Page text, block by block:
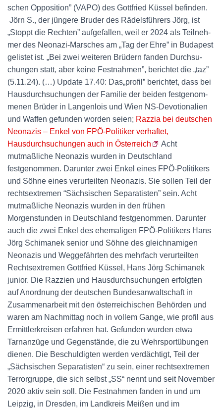
schen Oppo­si­ti­on” (VAPO) des Gott­fried Küs­sel befin­den.
Jörn S., der jün­ge­re Bru­der des Rädels­füh­rers Jörg, ist
„Stoppt die Rech­ten” auf­ge­fal­len, weil er 2024 als Teil­neh­
mer des Neo­na­zi-Mar­sches am „Tag der Ehre” in Buda­pest
gelis­tet ist. „Bei zwei wei­te­ren Brü­dern fan­den Durch­su­
chun­gen statt, aber kei­ne Fest­nah­men”, berich­tet die „taz”
(5.11.24). (…) Update 17.40: Das„profil” berich­tet, dass bei
Haus­durch­su­chun­gen der Fami­lie der bei­den fest­ge­nom­
me­nen Brü­der in Lan­gen­lois und Wien NS-Devo­tio­na­li­en
und Waf­fen gefun­den wor­den seien; Razzia bei deutschen
Neonazis – Enkel von FPÖ-Politiker verhaftet,
Hausdurchsuchungen auch in Österreich
Acht
mutmaßliche Neonazis wurden in Deutschland
festgenommen. Darunter zwei Enkel eines FPÖ-Politikers
und Söhne eines verurteilten Neonazis. Sie sollen Teil der
rechtsextremen “Sächsischen Separatisten” sein. Acht
mutmaßliche Neonazis wurden in den frühen
Morgenstunden in Deutschland festgenommen. Darunter
auch die zwei Enkel des ehemaligen FPÖ-Politikers Hans
Jörg Schimanek senior und Söhne des gleichnamigen
Neonazis und Weggefährten des mehrfach verurteilten
Rechtsextremen Gottfried Küssel, Hans Jörg Schimanek
junior. Die Razzien und Hausdurchsuchungen erfolgten
auf Anordnung der deutschen Bundesanwaltschaft in
Zusammenarbeit mit den österreichischen Behörden und
waren am Nachmittag noch in vollem Gange, wie profil aus
Ermittlerkreisen erfahren hat. Gefunden wurden etwa
Tarnanzüge und Gegenstände, die zu Wehrsportübungen
dienen. Die Beschuldigten werden verdächtigt, Teil der
„Sächsischen Separatisten“ zu sein, einer rechtsextremen
Terrorgruppe, die sich selbst „SS“ nennt und seit November
2020 aktiv sein soll. Die Festnahmen fanden in und um
Leipzig, in Dresden, im Landkreis Meißen und im